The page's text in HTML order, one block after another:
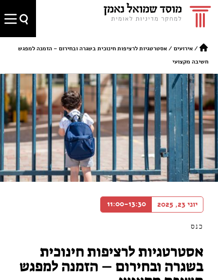
/אירועים /אסטרטגיות לרציפות חינוכית בשגרה ובחירום – הזמנה למפגש
חשיבה מקצועי
יוני 23, 2025 11:00-13:30
כנס
אסטרטגיות לרציפות חינוכית
בשגרה ובחירום – הזמנה למפגש